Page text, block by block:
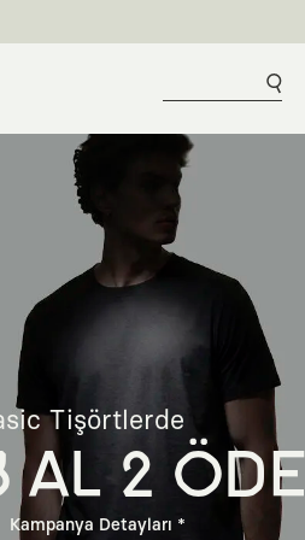
Tişörtlerde
AL 2 ÖDE
Kampanya Detayları *